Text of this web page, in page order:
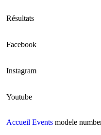
Résultats
Facebook
Instagram
Youtube
Accueil Events modele